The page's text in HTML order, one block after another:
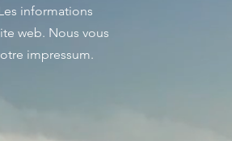
informations
web. Nous vous
impressum.